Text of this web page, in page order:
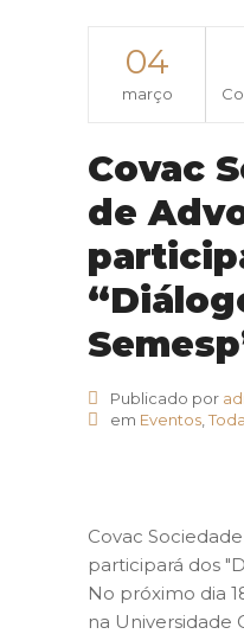
04
março
Covac
de
Publicado por
em Eventos
Covac
participará dos
No próximo dia
na Universidade